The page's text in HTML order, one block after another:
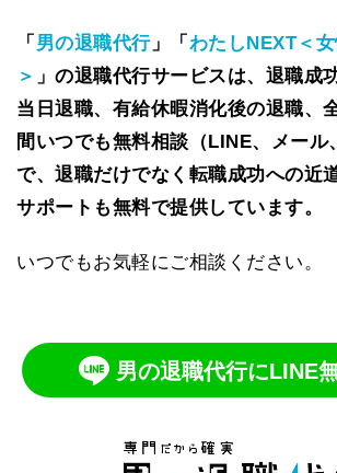
「 男の退職代行」「 わたしNEXT＜
＞ 」の退職代行サービスは、退職成
当日退職、有給休暇消化後の退職、
間いつでも無料相談（LINE、メール
で、退職だけでなく転職成功への近
サポートも無料で提供しています。
いつでもお気軽にご相談ください。
男の退職代行にLINE